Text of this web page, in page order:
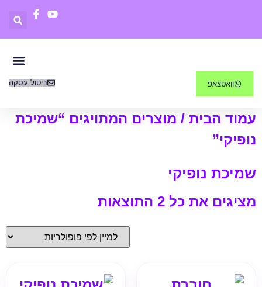
וואטצאפ ביטול עסקה
עמוד הבית / מוצרים המתויגים “שמיכת
נופיקי”
שמיכת נופיקי
מציגים את כל ⁦2⁩ התוצאות